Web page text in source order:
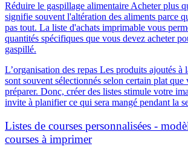
Réduire le gaspillage alimentaire Acheter plus
signifie souvent l'altération des aliments parce
pas tout. La liste d'achats imprimable vous
quantités spécifiques que vous devez acheter
gaspillé.
L’organisation des repas Les produits ajoutés à
sont souvent sélectionnés selon certain plat que
préparer. Donc, créer des listes stimule votre
invite à planifier ce qui sera mangé pendant la
Listes de courses personnalisées -
courses à imprimer